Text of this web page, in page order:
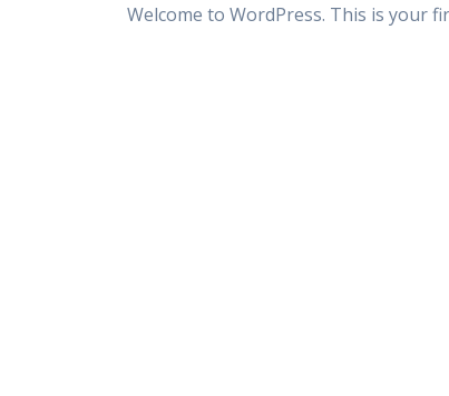
Welcome to WordPress. This is your